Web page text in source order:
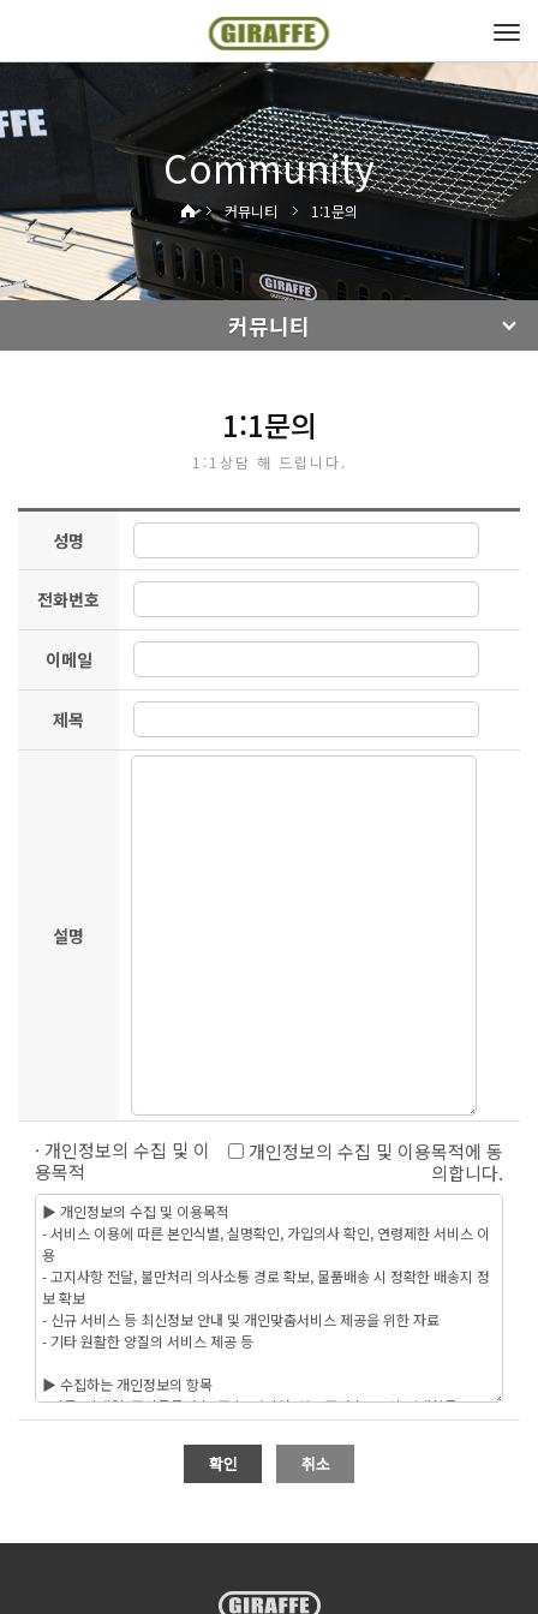
Community
커뮤니티 1:1문의
커뮤니티
1:1문의
1:1상담 해 드립니다.
성명
전화번호
이메일
제목
설명
· 개인정보의 수집 및 이
용목적
개인정보의 수집 및 이용목적에 동
의합니다.